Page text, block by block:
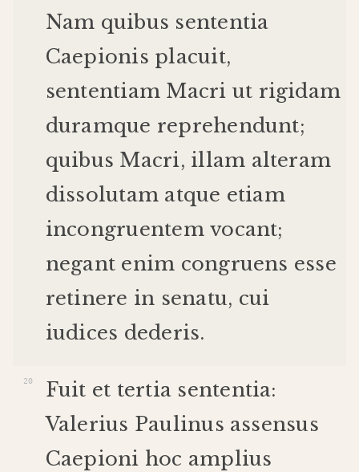
Nam quibus sententia
Caepionis placuit,
sententiam Macri ut rigidam
duramque reprehendunt;
quibus Macri, illam alteram
dissolutam atque etiam
incongruentem vocant;
negant enim congruens esse
retinere in senatu, cui
iudices dederis.
Fuit et tertia sententia:
Valerius Paulinus assensus
Caepioni hoc amplius